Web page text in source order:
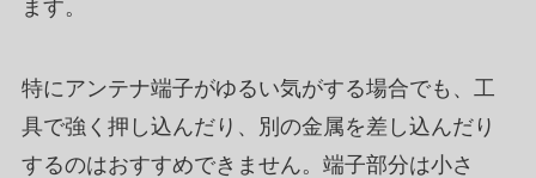
ます。
特にアンテナ端子がゆるい気がする場合でも、工
具で強く押し込んだり、別の金属を差し込んだり
するのはおすすめできません。端子部分は小さ